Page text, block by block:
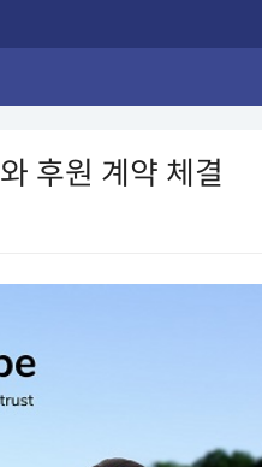
후원 계약 체결